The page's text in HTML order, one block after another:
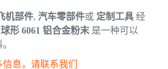
机部件, 汽车零部件或 定制工具经
球形 6061 铝合金粉末是一种可以
息，请联系我们